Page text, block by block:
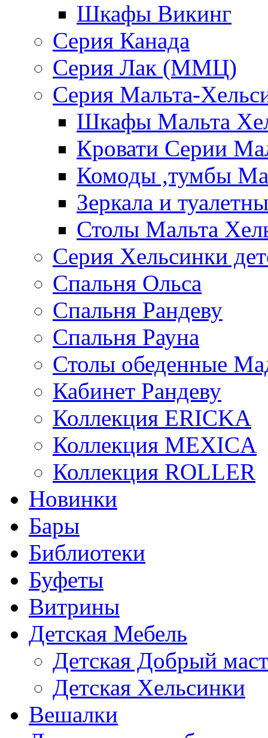
Шкафы Викинг
Серия Канада
Серия Лак (ММЦ)
Серия Мальта-
Шкафы Мальта
Кровати Серии
Комоды ,тумбы
Зеркала и
Столы Мальта
Серия Хельсинки
Спальня Ольса
Спальня Рандеву
Спальня Рауна
Столы обеденные
Кабинет Рандеву
Коллекция ERICKA
Коллекция MEXICA
Коллекция ROLLER
Новинки
Бары
Библиотеки
Буфеты
Витрины
Детская Мебель
Детская Добрый
Детская Хельсинки
Вешалки